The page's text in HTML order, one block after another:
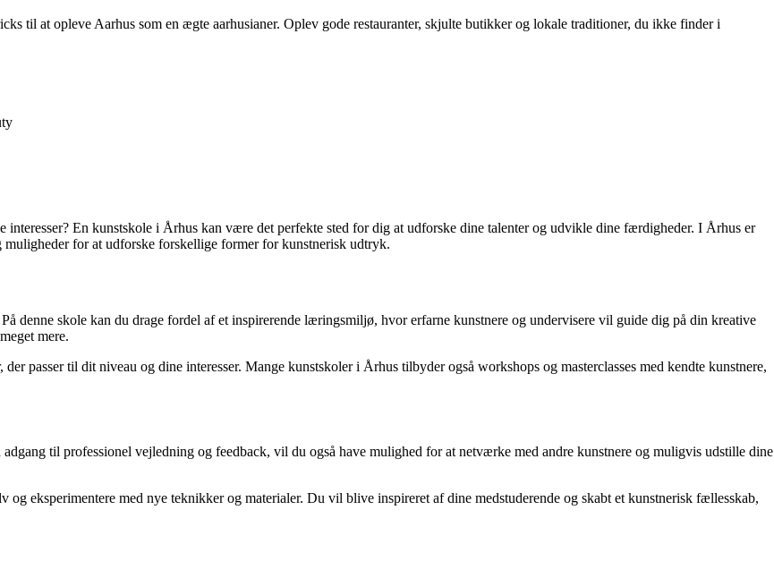
til at opleve Aarhus som en ægte aarhusianer. Oplev gode restauranter, skjulte butikker og lokale traditioner, du ikke finder i
En kunstskole i Århus kan være det perfekte sted for dig at udforske dine talenter og udvikle dine færdigheder. I Århus er
for at udforske forskellige former for kunstnerisk udtryk.
denne skole kan du drage fordel af et inspirerende læringsmiljø, hvor erfarne kunstnere og undervisere vil guide dig på din kreative
mere.
passer til dit niveau og dine interesser. Mange kunstskoler i Århus tilbyder også workshops og masterclasses med kendte kunstnere,
til professionel vejledning og feedback, vil du også have mulighed for at netværke med andre kunstnere og muligvis udstille dine
eksperimentere med nye teknikker og materialer. Du vil blive inspireret af dine medstuderende og skabt et kunstnerisk fællesskab,